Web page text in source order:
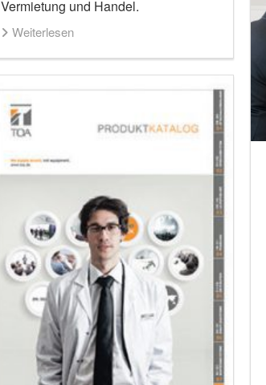
Vermietung und Handel.
Weiterlesen